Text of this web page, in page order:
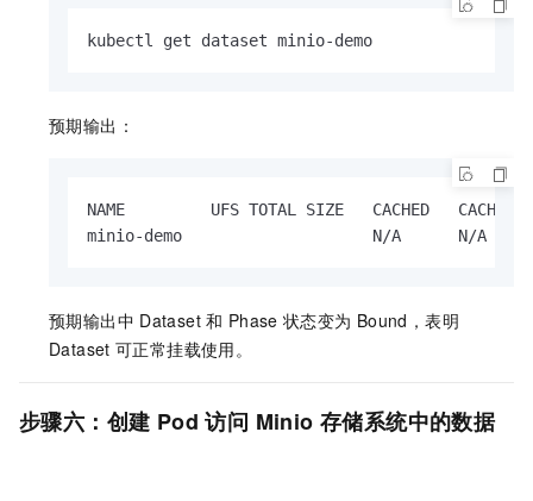
kubectl get dataset minio-demo
预期输出：
NAME         UFS TOTAL SIZE   CACHED   CACHE
minio-demo                    N/A      N/A
预期输出中 Dataset 和 Phase 状态变为 Bound，表明
Dataset 可正常挂载使用。
步骤六：创建 Pod 访问 Minio 存储系统中的数据